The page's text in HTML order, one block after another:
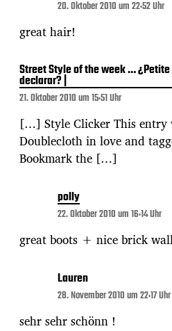
20. Oktober 2010 um 22:52 Uhr
great hair!
Street Style of the week …
declarar? |
21. Oktober 2010 um 15:51 Uhr
[…] Style Clicker This entry
Doublecloth in love and
Bookmark the […]
polly
22. Oktober 2010 um 16:14 Uhr
great boots + nice brick
Lauren
28. November 2010 um 22:17 Uhr
sehr sehr schönn !